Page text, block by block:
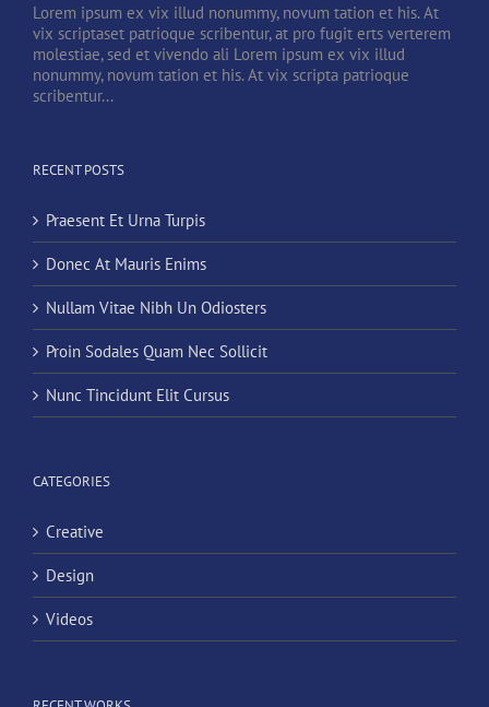
Lorem ipsum ex vix illud nonummy, novum tation et his. At
vix scriptaset patrioque scribentur, at pro fugit erts verterem
molestiae, sed et vivendo ali Lorem ipsum ex vix illud
nonummy, novum tation et his. At vix scripta patrioque
scribentur...
RECENT POSTS
Praesent Et Urna Turpis
Donec At Mauris Enims
Nullam Vitae Nibh Un Odiosters
Proin Sodales Quam Nec Sollicit
Nunc Tincidunt Elit Cursus
CATEGORIES
Creative
Design
Videos